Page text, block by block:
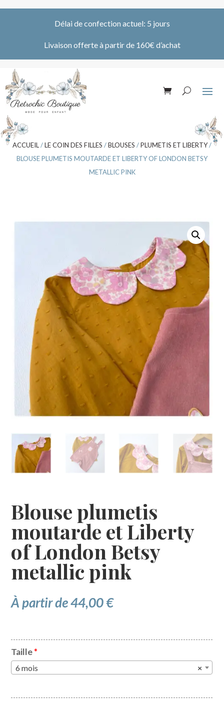
Délai de confection actuel: 5 jours
Livaison offerte à partir de 160€ d’achat
ACCUEIL /LE COIN DES FILLES /BLOUSES /PLUMETIS ET LIBERTY/
BLOUSE PLUMETIS MOUTARDE ET LIBERTY OF LONDON BETSY
METALLIC PINK
Blouse plumetis
moutarde et Liberty
of London Betsy
metallic pink
À partir de44,00€
Taille*
×
6 mois